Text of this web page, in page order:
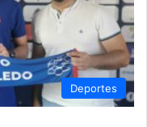
Deportes